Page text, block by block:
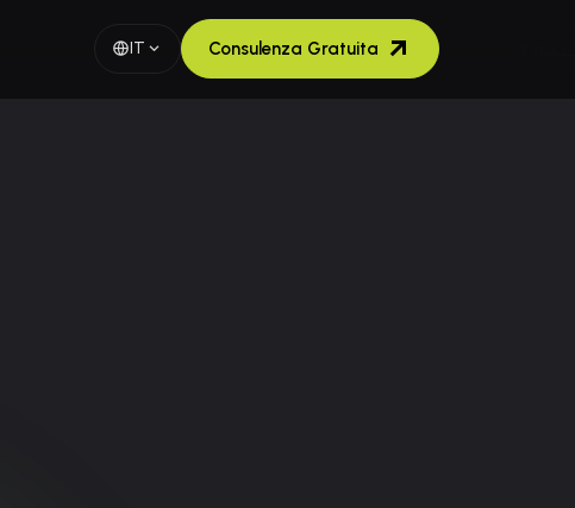
IT Consulenza Gratuita